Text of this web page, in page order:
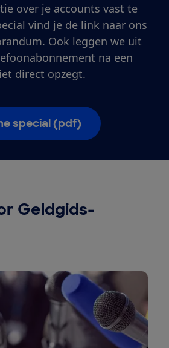
over je accounts vast te
vind je de link naar ons
Ook leggen we uit
na een
direct opzegt.
special (pdf)
Geldgids-